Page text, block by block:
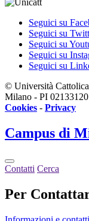
Seguici su
Seguici su
Seguici su
Seguici su
Seguici su
© Università
Milano - PI
Cookies - Privacy
Campus di
Contatti Cerca
Per